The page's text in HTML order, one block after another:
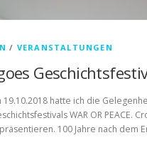
/ VERANSTALTUNGEN
19.10.2018 hatte ich die
WAR OR PEACE.
100 Jahre nach dem